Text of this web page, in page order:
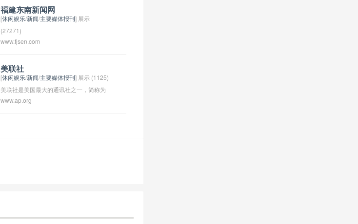
福建东南新闻网
[休闲娱乐/新闻/主要媒体报刊] 展示
(27271)
福建东南新闻网（www.fjdsnews.com）是
内各地的新闻报道、时政评论、社会热点
等内容。网站旨在为广大读者提供及时、
全面、客观、权威的新闻资讯，是福建省
内重要的新闻发布平台之一。
www.fjsen.com
美联社
[休闲娱乐/新闻/主要媒体报刊] 展示 (1125)
美联社是美国最大的通讯社之一，简称为
AP（Associated Press）。它提供全球新
www.ap.org